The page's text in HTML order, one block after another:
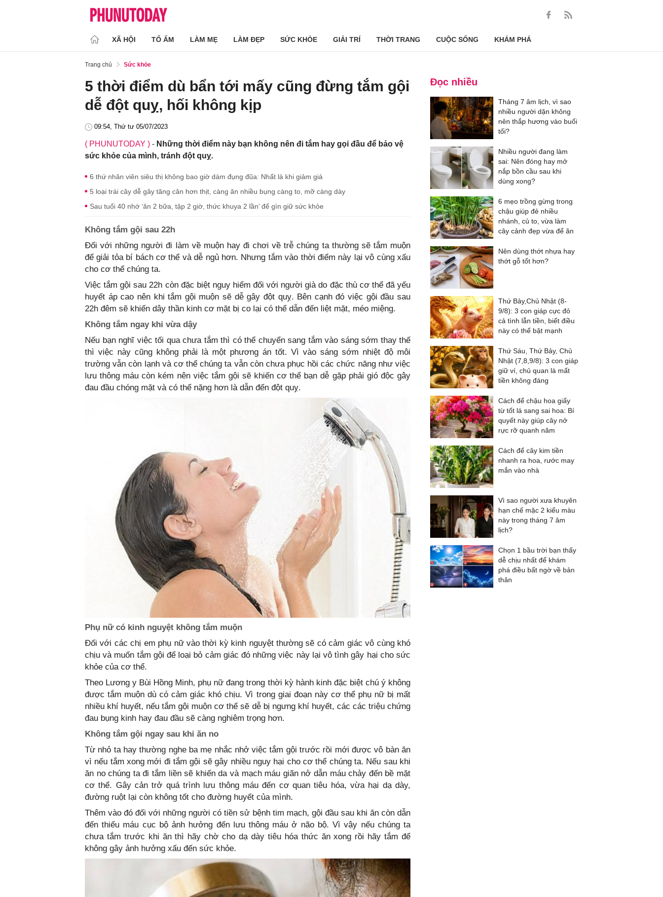
XÃ HỘI TỔ ẤM LÀM MẸ LÀM ĐẸP SỨC KHỎE GIẢI TRÍ THỜI TRANG CUỘC SỐNG KHÁM PHÁ
Trang chủ Sức khỏe
5 thời điểm dù bẩn tới mấy cũng đừng tắm gội
dễ đột quỵ, hối không kịp
09:54, Thứ tư 05/07/2023
( PHUNUTODAY ) - Những thời điểm này bạn không nên đi tắm hay gọi đầu để bảo vệ
sức khỏe của mình, tránh đột quỵ.
6 thứ nhân viên siêu thị không bao giờ dám đụng đũa: Nhất là khi giảm giá
5 loại trái cây dễ gây tăng cân hơn thịt, càng ăn nhiều bụng càng to, mỡ càng dày
Sau tuổi 40 nhớ ‘ăn 2 bữa, tập 2 giờ, thức khuya 2 lần’ để gìn giữ sức khỏe
Không tắm gội sau 22h
Đối với những người đi làm về muộn hay đi chơi về trễ chúng ta thường sẽ tắm muộn
để giải tỏa bí bách cơ thể và dễ ngủ hơn. Nhưng tắm vào thời điểm này lại vô cùng xấu
cho cơ thể chúng ta.
Việc tắm gội sau 22h còn đặc biệt nguy hiểm đối với người già do đặc thù cơ thể đã yếu
huyết áp cao nên khi tắm gội muộn sẽ dễ gây đột quỵ. Bên cạnh đó việc gội đầu sau
22h đêm sẽ khiến dây thần kinh cơ mặt bị co lại có thể dẫn đến liệt mặt, méo miệng.
Không tắm ngay khi vừa dậy
Nếu bạn nghĩ việc tối qua chưa tắm thì có thể chuyển sang tắm vào sáng sớm thay thế
thì việc này cũng không phải là một phương án tốt. Vì vào sáng sớm nhiệt độ môi
trường vẫn còn lạnh và cơ thể chúng ta vẫn còn chưa phục hồi các chức năng như việc
lưu thông máu còn kém nên việc tắm gội sẽ khiến cơ thể bạn dễ gặp phải gió độc gây
đau đầu chóng mặt và có thể nặng hơn là dẫn đến đột quỵ.
Phụ nữ có kinh nguyệt không tắm muộn
Đối với các chị em phụ nữ vào thời kỳ kinh nguyệt thường sẽ có cảm giác vô cùng khó
chịu và muốn tắm gội để loại bỏ cảm giác đó những việc này lại vô tình gây hại cho sức
khỏe của cơ thể.
Theo Lương y Bùi Hồng Minh, phụ nữ đang trong thời kỳ hành kinh đặc biệt chú ý không
được tắm muộn dù có cảm giác khó chịu. Vì trong giai đoạn này cơ thể phụ nữ bị mất
nhiều khí huyết, nếu tắm gội muộn cơ thể sẽ dễ bị ngưng khí huyết, các các triệu chứng
đau bụng kinh hay đau đầu sẽ càng nghiêm trọng hơn.
Không tắm gội ngay sau khi ăn no
Từ nhỏ ta hay thường nghe ba mẹ nhắc nhở việc tắm gội trước rồi mới được vô bàn ăn
vì nếu tắm xong mới đi tắm gội sẽ gây nhiều nguy hại cho cơ thể chúng ta. Nếu sau khi
ăn no chúng ta đi tắm liền sẽ khiến da và mạch máu giãn nở dẫn máu chảy đến bề mặt
cơ thể. Gây cản trở quá trình lưu thông máu đến cơ quan tiêu hóa, vừa hại dạ dày,
đường ruột lại còn không tốt cho đường huyết của mình.
Thêm vào đó đối với những người có tiền sử bệnh tim mạch, gội đầu sau khi ăn còn dẫn
đến thiếu máu cục bộ ảnh hưởng đến lưu thông máu ở não bộ. Vì vậy nếu chúng ta
chưa tắm trước khi ăn thì hãy chờ cho dạ dày tiêu hóa thức ăn xong rồi hãy tắm để
không gây ảnh hưởng xấu đến sức khỏe.
Đọc nhiều
Tháng 7 âm lịch, vì sao
nhiều người dặn không
nên thắp hương vào buổi
tối?
Nhiều người đang làm
sai: Nên đóng hay mở
nắp bồn cầu sau khi
dùng xong?
6 mẹo trồng gừng trong
chậu giúp đẻ nhiều
nhánh, củ to, vừa làm
cây cảnh đẹp vừa để ăn
Nên dùng thớt nhựa hay
thớt gỗ tốt hơn?
Thứ Bảy,Chủ Nhật (8-
9/8): 3 con giáp cực đỏ
cả tình lẫn tiền, biết điều
này có thể bật mạnh
Thứ Sáu, Thứ Bảy, Chủ
Nhật (7,8,9/8): 3 con giáp
giữ ví, chủ quan là mất
tiền không đáng
Cách để chậu hoa giấy
từ tốt lá sang sai hoa: Bí
quyết này giúp cây nở
rực rỡ quanh năm
Cách để cây kim tiền
nhanh ra hoa, rước may
mắn vào nhà
Vì sao người xưa khuyên
hạn chế mặc 2 kiểu màu
này trong tháng 7 âm
lịch?
Chọn 1 bầu trời bạn thấy
dễ chịu nhất để khám
phá điều bất ngờ về bản
thân